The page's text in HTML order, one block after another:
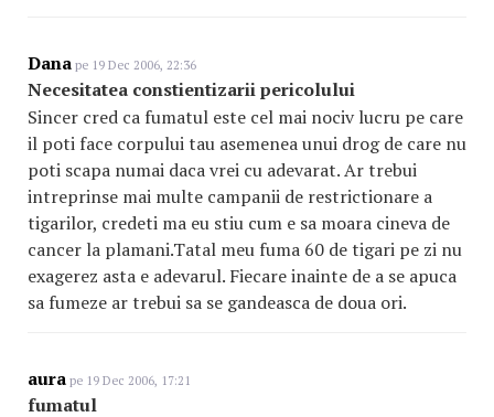
Dana pe 19 Dec 2006, 22:36
Necesitatea constientizarii pericolului
Sincer cred ca fumatul este cel mai nociv lucru pe care
il poti face corpului tau asemenea unui drog de care nu
poti scapa numai daca vrei cu adevarat. Ar trebui
intreprinse mai multe campanii de restrictionare a
tigarilor, credeti ma eu stiu cum e sa moara cineva de
cancer la plamani.Tatal meu fuma 60 de tigari pe zi nu
exagerez asta e adevarul. Fiecare inainte de a se apuca
sa fumeze ar trebui sa se gandeasca de doua ori.
aura pe 19 Dec 2006, 17:21
fumatul